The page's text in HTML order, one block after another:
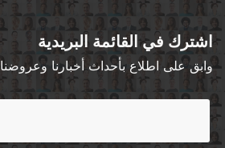
اشترك في القائمة البريدية
وابق على اطلاع بأحداث أخبارنا وعروضنا